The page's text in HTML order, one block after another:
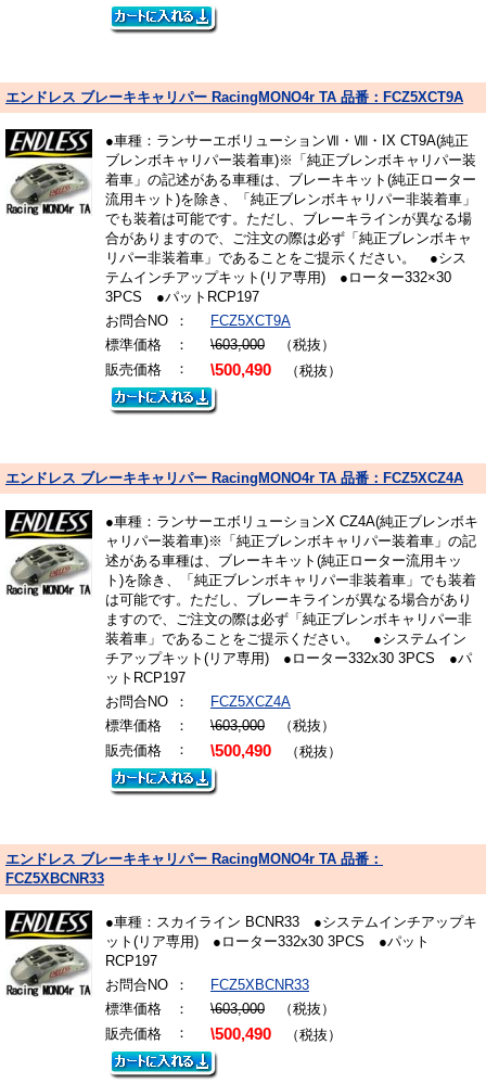
エンドレス ブレーキキャリパー RacingMONO4r TA 品番：FCZ5XCT9A
●車種：ランサーエボリューションⅦ・Ⅷ・IX CT9A(純正
ブレンボキャリパー装着車)※「純正ブレンボキャリパー装
着車」の記述がある車種は、ブレーキキット(純正ローター
流用キット)を除き、「純正ブレンボキャリパー非装着車」
でも装着は可能です。ただし、ブレーキラインが異なる場
合がありますので、ご注文の際は必ず「純正ブレンボキャ
リパー非装着車」であることをご提示ください。 ●シス
テムインチアップキット(リア専用) ●ローター332×30
3PCS ●パットRCP197
お問合NO
：
FCZ5XCT9A
標準価格
： \603,000 （税抜）
販売価格
： \500,490 （税抜）
エンドレス ブレーキキャリパー RacingMONO4r TA 品番：FCZ5XCZ4A
●車種：ランサーエボリューションX CZ4A(純正ブレンボキ
ャリパー装着車)※「純正ブレンボキャリパー装着車」の記
述がある車種は、ブレーキキット(純正ローター流用キッ
ト)を除き、「純正ブレンボキャリパー非装着車」でも装着
は可能です。ただし、ブレーキラインが異なる場合があり
ますので、ご注文の際は必ず「純正ブレンボキャリパー非
装着車」であることをご提示ください。 ●システムイン
チアップキット(リア専用) ●ローター332x30 3PCS ●パ
ットRCP197
お問合NO
：
FCZ5XCZ4A
標準価格
： \603,000 （税抜）
販売価格
： \500,490 （税抜）
エンドレス ブレーキキャリパー RacingMONO4r TA 品番：
FCZ5XBCNR33
●車種：スカイライン BCNR33 ●システムインチアップキ
ット(リア専用) ●ローター332x30 3PCS ●パット
RCP197
お問合NO
：
FCZ5XBCNR33
標準価格
： \603,000 （税抜）
販売価格
： \500,490 （税抜）